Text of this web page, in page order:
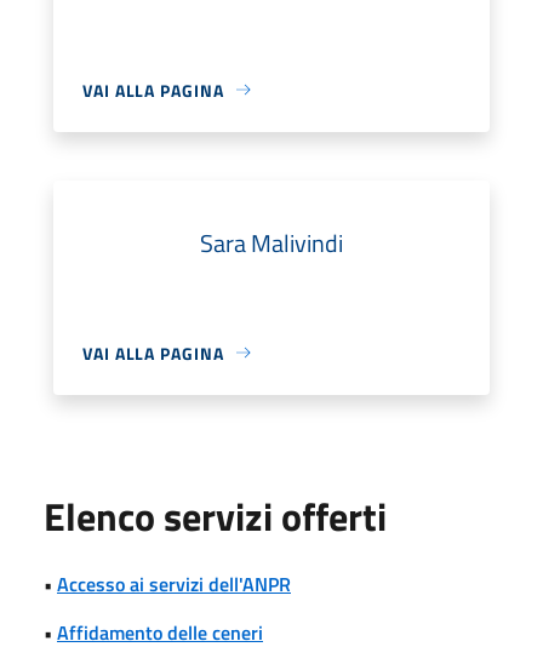
VAI ALLA PAGINA
Sara Malivindi
VAI ALLA PAGINA
Elenco servizi offerti
• Accesso ai servizi dell'ANPR
• Affidamento delle ceneri